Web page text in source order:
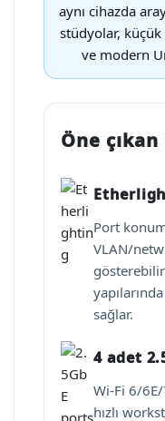
aynı cihazda
stüdyolar, küçük
ve modern
Öne
Port
VLAN/
sağlar.
4 adet
Wi-Fi 6/6E/
hızlı